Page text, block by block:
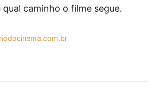
caminho o filme segue.